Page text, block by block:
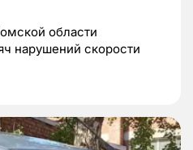
области
нарушений скорости